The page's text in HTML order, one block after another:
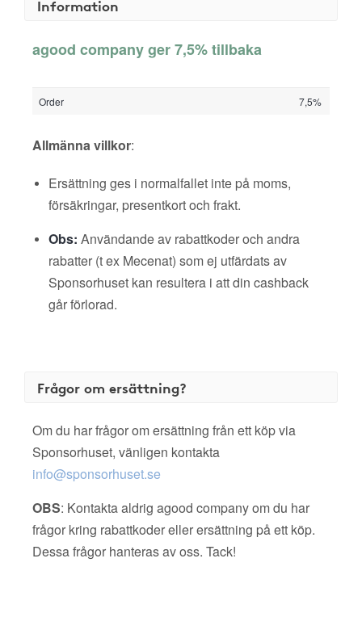
Information
agood company ger 7,5% tillbaka
Order 7,5%
Allmänna villkor:
Ersättning ges i normalfallet inte på moms,
försäkringar, presentkort och frakt.
Obs: Användande av rabattkoder och andra
rabatter (t ex Mecenat) som ej utfärdats av
Sponsorhuset kan resultera i att din cashback
går förlorad.
Frågor om ersättning?
Om du har frågor om ersättning från ett köp via
Sponsorhuset, vänligen kontakta
info@sponsorhuset.se
OBS: Kontakta aldrig agood company om du har
frågor kring rabattkoder eller ersättning på ett köp.
Dessa frågor hanteras av oss. Tack!